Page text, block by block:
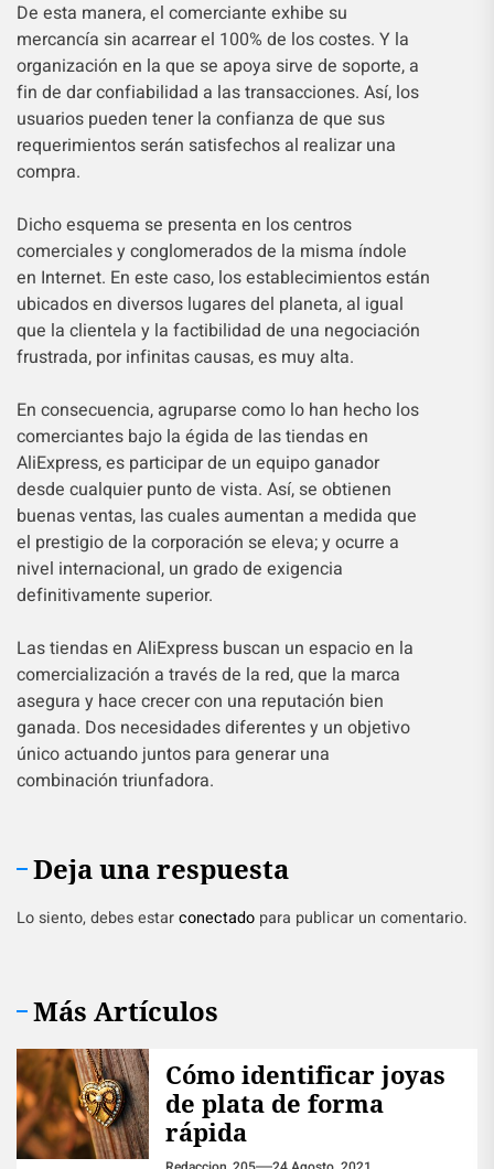
De esta manera, el comerciante exhibe su
mercancía sin acarrear el 100% de los costes. Y la
organización en la que se apoya sirve de soporte, a
fin de dar confiabilidad a las transacciones. Así, los
usuarios pueden tener la confianza de que sus
requerimientos serán satisfechos al realizar una
compra.
Dicho esquema se presenta en los centros
comerciales y conglomerados de la misma índole
en Internet. En este caso, los establecimientos están
ubicados en diversos lugares del planeta, al igual
que la clientela y la factibilidad de una negociación
frustrada, por infinitas causas, es muy alta.
En consecuencia, agruparse como lo han hecho los
comerciantes bajo la égida de las tiendas en
AliExpress, es participar de un equipo ganador
desde cualquier punto de vista. Así, se obtienen
buenas ventas, las cuales aumentan a medida que
el prestigio de la corporación se eleva; y ocurre a
nivel internacional, un grado de exigencia
definitivamente superior.
Las tiendas en AliExpress buscan un espacio en la
comercialización a través de la red, que la marca
asegura y hace crecer con una reputación bien
ganada. Dos necesidades diferentes y un objetivo
único actuando juntos para generar una
combinación triunfadora.
Deja una respuesta
Lo siento, debes estarconectado para publicar un comentario.
Más Artículos
Cómo identificar joyas
de plata de forma
rápida